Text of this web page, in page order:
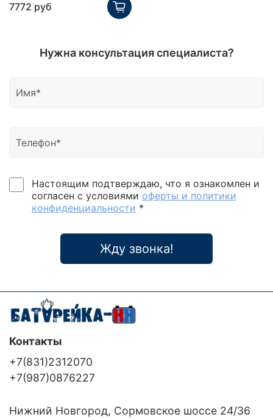
7772 руб
Нужна консультация специалиста?
Настоящим подтверждаю, что я ознакомлен и
согласен с условиями оферты и политики
конфиденциальности *
Жду звонка!
Контакты
+7(831)2312070
+7(987)0876227
Нижний Новгород, Сормовское шоссе 24/36